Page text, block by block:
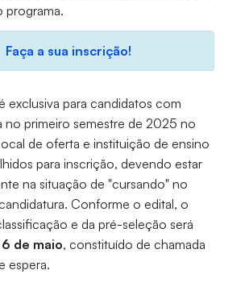
programa.
Faça a sua inscrição!
exclusiva para candidatos com
no primeiro semestre de 2025 no
de oferta e instituição de ensino
para inscrição, devendo estar
na situação de "cursando" no
Conforme o edital, o
e da pré-seleção será
6 de maio, constituído de chamada
espera.